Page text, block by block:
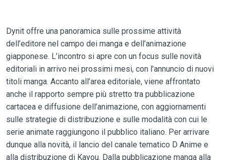
Dynit offre una panoramica sulle prossime attività
dell’editore nel campo dei manga e dell’animazione
giapponese. L’incontro si apre con un focus sulle novità
editoriali in arrivo nei prossimi mesi, con l’annuncio di nuovi
titoli manga. Accanto all’area editoriale, viene affrontato
anche il rapporto sempre più stretto tra pubblicazione
cartacea e diffusione dell’animazione, con aggiornamenti
sulle strategie di distribuzione e sulle modalità con cui le
serie animate raggiungono il pubblico italiano. Per arrivare
dunque alla novità, il lancio del canale tematico D Anime e
alla distribuzione di Kayou. Dalla pubblicazione manga alla